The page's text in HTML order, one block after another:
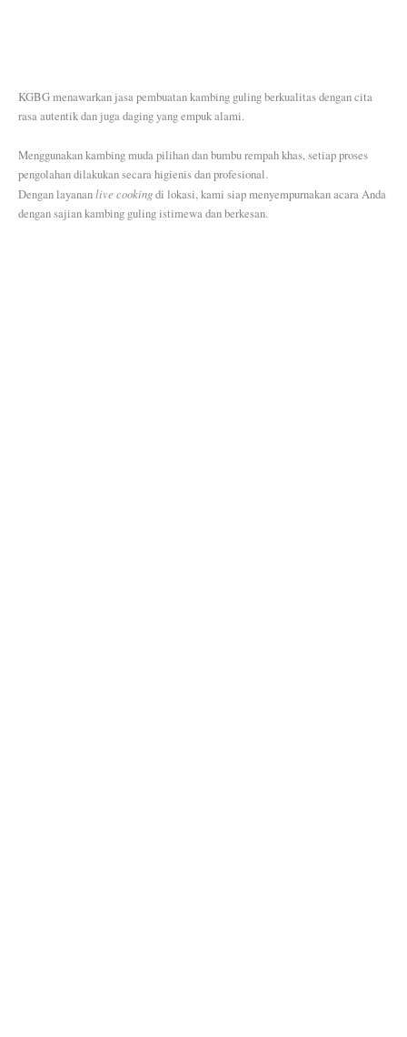
KGBG menawarkan jasa pembuatan kambing guling berkualitas dengan cita
rasa autentik dan juga daging yang empuk alami.
Menggunakan kambing muda pilihan dan bumbu rempah khas, setiap proses
pengolahan dilakukan secara higienis dan profesional.
Dengan layananlive cookingdi lokasi, kami siap menyempurnakan acara Anda
dengan sajian kambing guling istimewa dan berkesan.